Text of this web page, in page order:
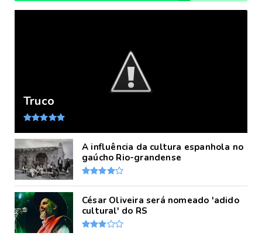
Truco
A influência da cultura espanhola no
gaúcho Rio-grandense
César Oliveira será nomeado 'adido
cultural' do RS